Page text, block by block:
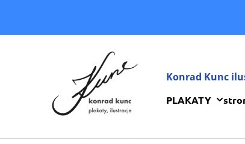
Konrad Kunc
PLAKATY